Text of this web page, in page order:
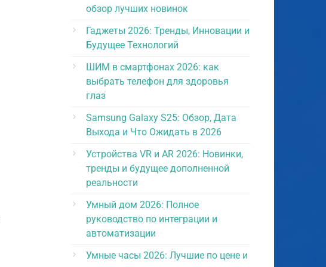
обзор лучших новинок
Гаджеты 2026: Тренды, Инновации и
Будущее Технологий
ШИМ в смартфонах 2026: как
выбрать телефон для здоровья
глаз
Samsung Galaxy S25: Обзор, Дата
Выхода и Что Ожидать в 2026
Устройства VR и AR 2026: Новинки,
тренды и будущее дополненной
реальности
Умный дом 2026: Полное
руководство по интеграции и
автоматизации
Умные часы 2026: Лучшие по цене и